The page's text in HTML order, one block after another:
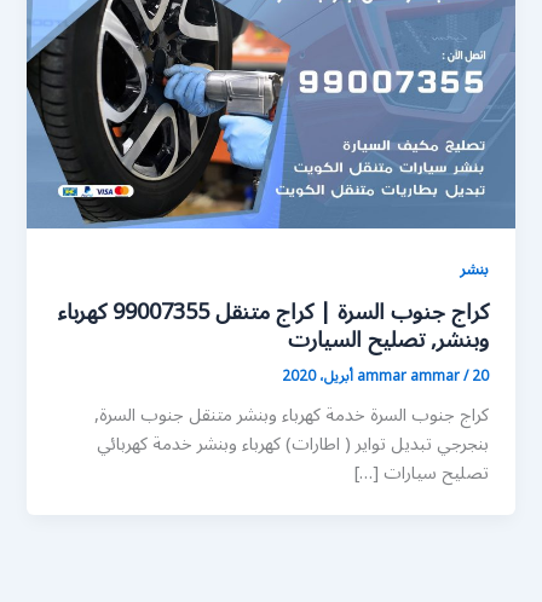
بنشر
كراج جنوب السرة | كراج متنقل 99007355 كهرباء
وبنشر, تصليح السيارت
ammar ammar/20 أبريل، 2020
كراج جنوب السرة خدمة كهرباء وبنشر متنقل جنوب السرة,
بنجرجي تبديل تواير ( اطارات) كهرباء وبنشر خدمة كهربائي
تصليح سيارات […]